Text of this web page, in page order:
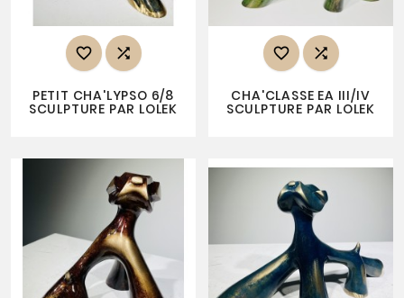
 
PETIT CHA'LYPSO 6/8
SCULPTURE PAR LOLEK
 
CHA'CLASSE EA III/IV
SCULPTURE PAR LOLEK